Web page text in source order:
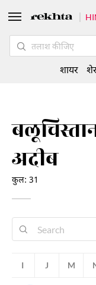
अदीब
कुल: 31
I J M
शायर